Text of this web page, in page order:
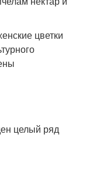
цветки
целый ряд